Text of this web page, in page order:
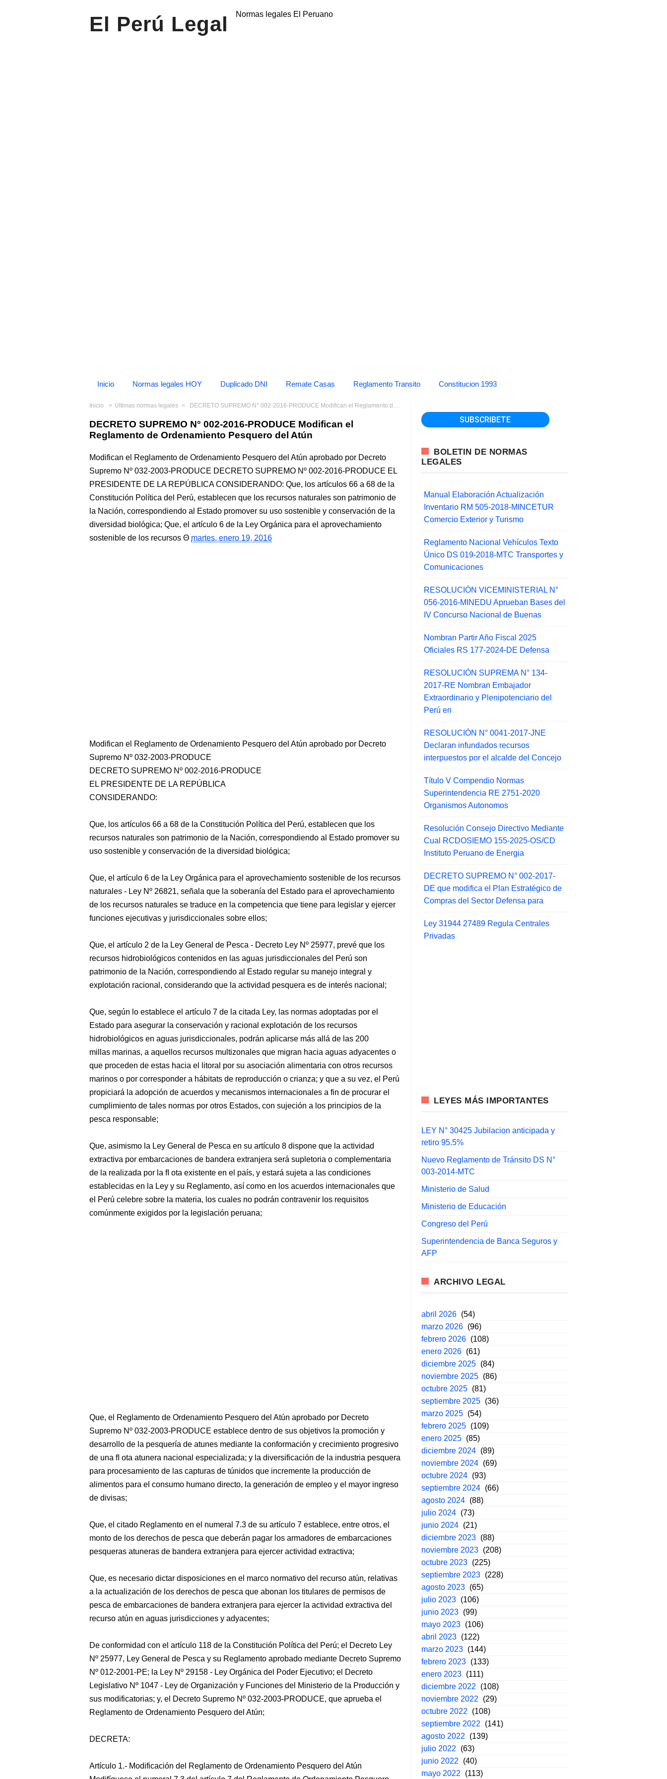
El Perú Legal Normas legales El Peruano
Inicio Normas legales HOY Duplicado DNI Remate Casas Reglamento Transito Constitucion 1993
Inicio Últimas normas legales DECRETO SUPREMO N° 002-2016-PRODUCE Modifican el Reglamento de Ordenamiento Pesquero del Atún
DECRETO SUPREMO N° 002-2016-PRODUCE Modifican el
Reglamento de Ordenamiento Pesquero del Atún
Modifican el Reglamento de Ordenamiento Pesquero del Atún aprobado por Decreto
Supremo Nº 032-2003-PRODUCE DECRETO SUPREMO Nº 002-2016-PRODUCE EL
PRESIDENTE DE LA REPÚBLICA CONSIDERANDO: Que, los artículos 66 a 68 de la
Constitución Política del Perú, establecen que los recursos naturales son patrimonio de
la Nación, correspondiendo al Estado promover su uso sostenible y conservación de la
diversidad biológica; Que, el artículo 6 de la Ley Orgánica para el aprovechamiento
sostenible de los recursos
martes, enero 19, 2016
Modifican el Reglamento de Ordenamiento Pesquero del Atún aprobado por Decreto
Supremo Nº 032-2003-PRODUCE
DECRETO SUPREMO Nº 002-2016-PRODUCE
EL PRESIDENTE DE LA REPÚBLICA
CONSIDERANDO:
Que, los artículos 66 a 68 de la Constitución Política del Perú, establecen que los
recursos naturales son patrimonio de la Nación, correspondiendo al Estado promover su
uso sostenible y conservación de la diversidad biológica;
Que, el artículo 6 de la Ley Orgánica para el aprovechamiento sostenible de los recursos
naturales - Ley Nº 26821, señala que la soberanía del Estado para el aprovechamiento
de los recursos naturales se traduce en la competencia que tiene para legislar y ejercer
funciones ejecutivas y jurisdiccionales sobre ellos;
Que, el artículo 2 de la Ley General de Pesca - Decreto Ley Nº 25977, prevé que los
recursos hidrobiológicos contenidos en las aguas jurisdiccionales del Perú son
patrimonio de la Nación, correspondiendo al Estado regular su manejo integral y
explotación racional, considerando que la actividad pesquera es de interés nacional;
Que, según lo establece el artículo 7 de la citada Ley, las normas adoptadas por el
Estado para asegurar la conservación y racional explotación de los recursos
hidrobiológicos en aguas jurisdiccionales, podrán aplicarse más allá de las 200
millas marinas, a aquellos recursos multizonales que migran hacia aguas adyacentes o
que proceden de estas hacia el litoral por su asociación alimentaria con otros recursos
marinos o por corresponder a hábitats de reproducción o crianza; y que a su vez, el Perú
propiciará la adopción de acuerdos y mecanismos internacionales a fin de procurar el
cumplimiento de tales normas por otros Estados, con sujeción a los principios de la
pesca responsable;
Que, asimismo la Ley General de Pesca en su artículo 8 dispone que la actividad
extractiva por embarcaciones de bandera extranjera será supletoria o complementaria
de la realizada por la ﬂ ota existente en el país, y estará sujeta a las condiciones
establecidas en la Ley y su Reglamento, así como en los acuerdos internacionales que
el Perú celebre sobre la materia, los cuales no podrán contravenir los requisitos
comúnmente exigidos por la legislación peruana;
Que, el Reglamento de Ordenamiento Pesquero del Atún aprobado por Decreto
Supremo Nº 032-2003-PRODUCE establece dentro de sus objetivos la promoción y
desarrollo de la pesquería de atunes mediante la conformación y crecimiento progresivo
de una ﬂ ota atunera nacional especializada; y la diversificación de la industria pesquera
para procesamiento de las capturas de túnidos que incremente la producción de
alimentos para el consumo humano directo, la generación de empleo y el mayor ingreso
de divisas;
Que, el citado Reglamento en el numeral 7.3 de su artículo 7 establece, entre otros, el
monto de los derechos de pesca que deberán pagar los armadores de embarcaciones
pesqueras atuneras de bandera extranjera para ejercer actividad extractiva;
Que, es necesario dictar disposiciones en el marco normativo del recurso atún, relativas
a la actualización de los derechos de pesca que abonan los titulares de permisos de
pesca de embarcaciones de bandera extranjera para ejercer la actividad extractiva del
recurso atún en aguas jurisdicciones y adyacentes;
De conformidad con el artículo 118 de la Constitución Política del Perú; el Decreto Ley
Nº 25977, Ley General de Pesca y su Reglamento aprobado mediante Decreto Supremo
Nº 012-2001-PE; la Ley Nº 29158 - Ley Orgánica del Poder Ejecutivo; el Decreto
Legislativo Nº 1047 - Ley de Organización y Funciones del Ministerio de la Producción y
sus modificatorias; y, el Decreto Supremo Nº 032-2003-PRODUCE, que aprueba el
Reglamento de Ordenamiento Pesquero del Atún;
DECRETA:
Artículo 1.- Modificación del Reglamento de Ordenamiento Pesquero del Atún
BOLETIN DE NORMAS
LEGALES
Manual Elaboración Actualización
Inventario RM 505-2018-MINCETUR
Comercio Exterior y Turismo
Reglamento Nacional Vehículos Texto
Único DS 019-2018-MTC Transportes y
Comunicaciones
RESOLUCIÓN VICEMINISTERIAL N°
056-2016-MINEDU Aprueban Bases del
IV Concurso Nacional de Buenas
Nombran Partir Año Fiscal 2025
Oficiales RS 177-2024-DE Defensa
RESOLUCIÓN SUPREMA N° 134-
2017-RE Nombran Embajador
Extraordinario y Plenipotenciario del
Perú en
RESOLUCIÓN N° 0041-2017-JNE
Declaran infundados recursos
interpuestos por el alcalde del Concejo
Título V Compendio Normas
Superintendencia RE 2751-2020
Organismos Autonomos
Resolución Consejo Directivo Mediante
Cual RCDOSIEMO 155-2025-OS/CD
Instituto Peruano de Energia
DECRETO SUPREMO N° 002-2017-
DE que modifica el Plan Estratégico de
Compras del Sector Defensa para
Ley 31944 27489 Regula Centrales
Privadas
LEYES MÁS IMPORTANTES
LEY N° 30425 Jubilacion anticipada y
retiro 95.5%
Nuevo Reglamento de Tránsito DS N°
003-2014-MTC
Ministerio de Salud
Ministerio de Educación
Congreso del Perú
Superintendencia de Banca Seguros y
AFP
ARCHIVO LEGAL
abril 2026 (54)
marzo 2026 (96)
febrero 2026 (108)
enero 2026 (61)
diciembre 2025 (84)
noviembre 2025 (86)
octubre 2025 (81)
septiembre 2025 (36)
marzo 2025 (54)
febrero 2025 (109)
enero 2025 (85)
diciembre 2024 (89)
noviembre 2024 (69)
octubre 2024 (93)
septiembre 2024 (66)
agosto 2024 (88)
julio 2024 (73)
junio 2024 (21)
diciembre 2023 (88)
noviembre 2023 (208)
octubre 2023 (225)
septiembre 2023 (228)
agosto 2023 (65)
julio 2023 (106)
junio 2023 (99)
mayo 2023 (106)
abril 2023 (122)
marzo 2023 (144)
febrero 2023 (133)
enero 2023 (111)
diciembre 2022
(108)
noviembre 2022
(29)
octubre 2022
(108)
septiembre 2022
(141)
agosto 2022
(139)
julio 2022
(63)
junio 2022
(40)
mayo 2022
(113)